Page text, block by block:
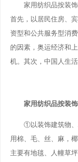
家用纺织品按装饰
首先，以居民住房、
资型和公共服务型消
的因素，奥运经济和
机。其次，中国人生
家用纺织品按装
①以装饰建筑物、
用棉、毛、丝、麻，
主要有地毯、人幢草